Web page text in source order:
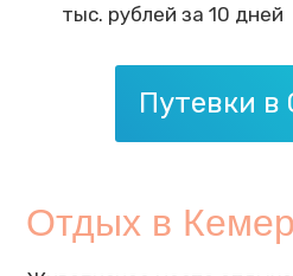
тыс. рублей за 10 дней
Путевки
Отдых в